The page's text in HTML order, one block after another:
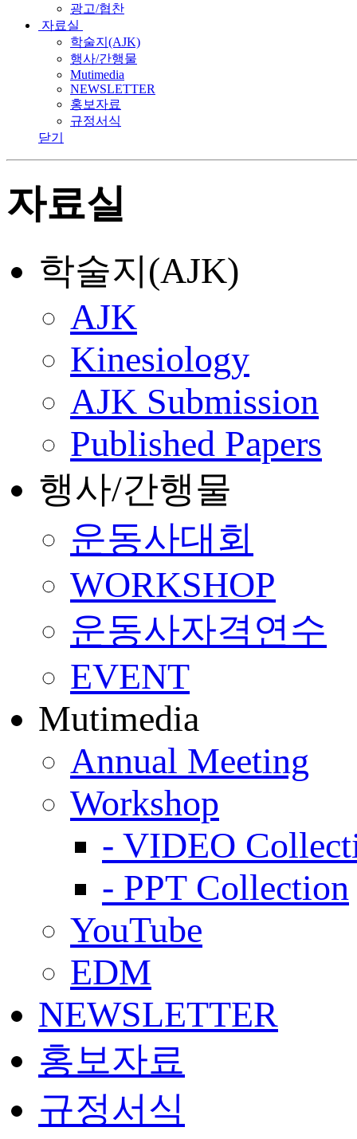
광고/협찬
자료실
학술지(AJK)
행사/간행물
Mutimedia
NEWSLETTER
홍보자료
규정서식
닫기
자료실
학술지(AJK)
AJK
Kinesiology
AJK Submission
Published Papers
행사/간행물
운동사대회
WORKSHOP
운동사자격연수
EVENT
Mutimedia
Annual Meeting
Workshop
- VIDEO
- PPT Collection
YouTube
EDM
NEWSLETTER
홍보자료
규정서식